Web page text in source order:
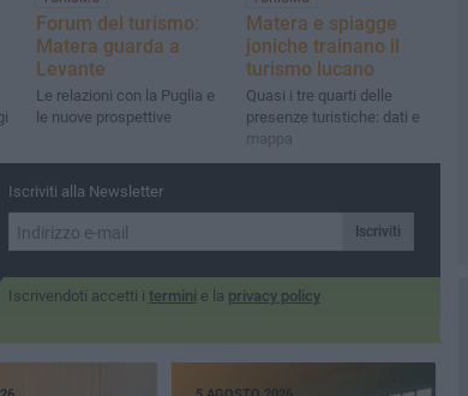
Forum del turismo:
Matera guarda a
Levante
Le relazioni con la Puglia e
le nuove prospettive
Matera e spiagge
joniche trainano il
turismo lucano
Quasi i tre quarti delle
presenze turistiche: dati e
mappa
Iscriviti alla Newsletter
Iscriviti
Iscrivendoti accetti i termini e la privacy policy